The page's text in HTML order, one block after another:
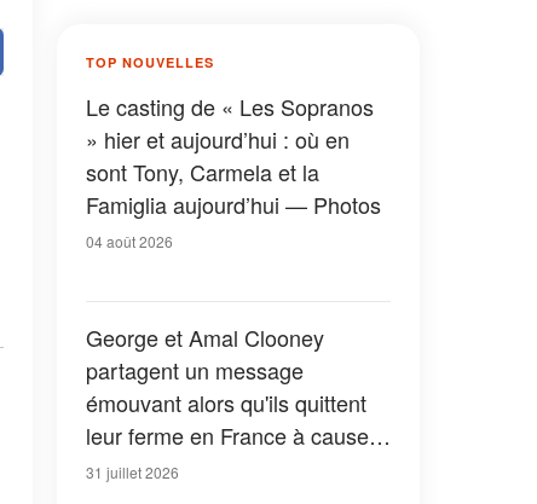
TOP NOUVELLES
Le casting de « Les Sopranos
» hier et aujourd’hui : où en
sont Tony, Carmela et la
Famiglia aujourd’hui — Photos
04 août 2026
George et Amal Clooney
partagent un message
émouvant alors qu'ils quittent
leur ferme en France à cause
des feux de forêt — Tous les
31 juillet 2026